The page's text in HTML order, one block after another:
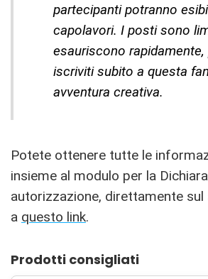
partecipanti potranno
capolavori. I posti sono
esauriscono rapidamente,
iscriviti subito a questa
avventura creativa.
Potete ottenere tutte le
insieme al modulo per la
autorizzazione, direttamente
a questo link.
Prodotti consigliati